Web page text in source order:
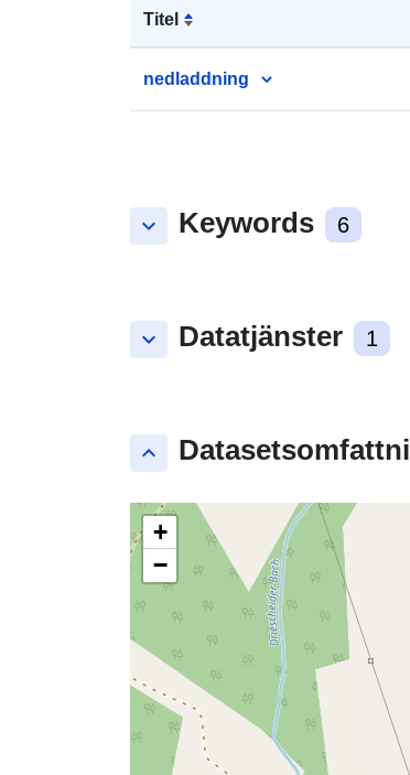
Titel
nedladdning
keyboard_arrow_down Keywords 6
keyboard_arrow_down Datatjänster 1
keyboard_arrow_up
+
−